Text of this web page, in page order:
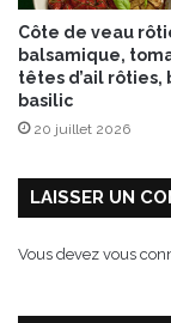
n
t
”
r
s
0
9
Côte de veau
balsamique,
têtes d’ail rôties,
basilic
20 juillet 2026
LAISSER UN
Vous devez vous